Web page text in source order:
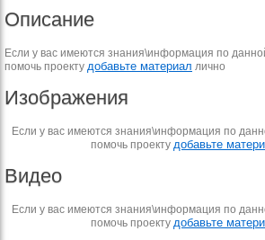
Описание
Если у вас имеются знания\информация по
помочь проекту добавьте материал лично
Изображения
Если у вас имеются знания\информация по
помочь проекту добавьте
Видео
Если у вас имеются знания\информация по
помочь проекту добавьте